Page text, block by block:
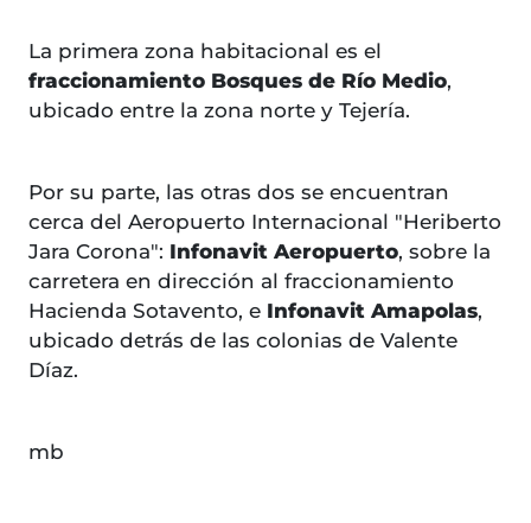
La primera zona habitacional es el
fraccionamiento Bosques de Río Medio,
ubicado entre la zona norte y Tejería.
Por su parte, las otras dos se encuentran
cerca del Aeropuerto Internacional "Heriberto
Jara Corona": Infonavit Aeropuerto, sobre la
carretera en dirección al fraccionamiento
Hacienda Sotavento, e Infonavit Amapolas,
ubicado detrás de las colonias de Valente
Díaz.
mb